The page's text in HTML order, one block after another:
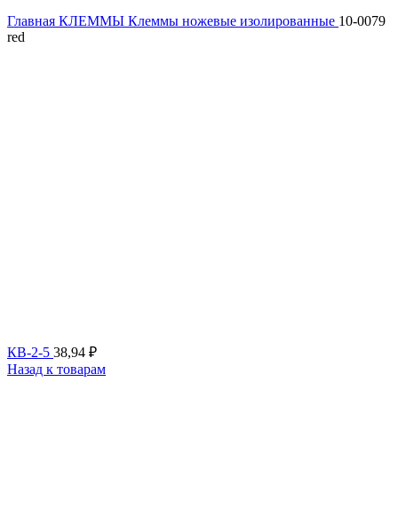
Главная КЛЕММЫ Клеммы ножевые изолированные 10-0079
red
КВ-2-5 38,94 ₽
Назад к товарам